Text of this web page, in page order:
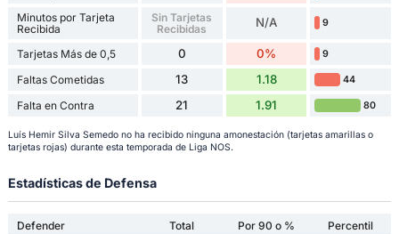
Minutos por Tarjeta
Recibida
Sin Tarjetas
Recibidas
N/A 9
Tarjetas Más de 0,5 0 0% 9
Faltas Cometidas 13 1.18 44
Falta en Contra 21 1.91 80
Luís Hemir Silva Semedo no ha recibido ninguna amonestación (tarjetas amarillas o
tarjetas rojas) durante esta temporada de Liga NOS.
Estadísticas de Defensa
Defender Total Por 90 o %
Percentil